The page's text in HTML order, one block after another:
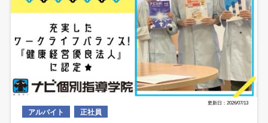
更新日：2026/07/13
アルバイト 正社員